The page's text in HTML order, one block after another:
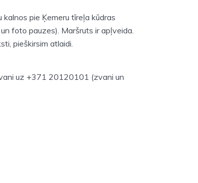
pie Ķemeru tīreļa kūdras
foto pauzes). Maršruts ir apļveida.
pieškirsim atlaidi.
uz +371 20120101 (zvani un